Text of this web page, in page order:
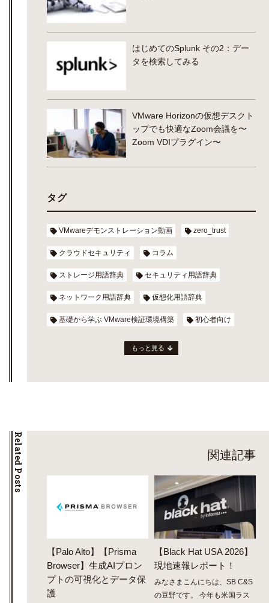
はじめてのSplunk その2：デー
タを検索してみる
VMware Horizonの仮想デスクト
ップでも快適なZoom会議を〜
Zoom VDIプラグイン〜
タグ
VMwareデモンストレーション動画 zero_trust
クラウドセキュリティ コラム
ストレージ用語辞典 セキュリティ用語辞典
ネットワーク用語辞典 仮想化用語辞典
基礎から学ぶ VMware検証環境構築 初心者向け
もっと見る
Related Posts 関連記事
【Palo Alto】【Prisma
Browser】生成AIプロン
プトの可視化とデータ保
護
【Black Hat USA 2026】
現地速報レポート！
みなさまこんにちは、SB C&S
の豆野です。 今年も米国ラス